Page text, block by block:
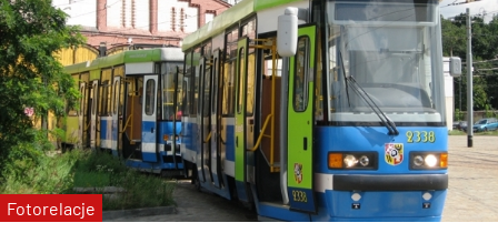
Fotorelacje